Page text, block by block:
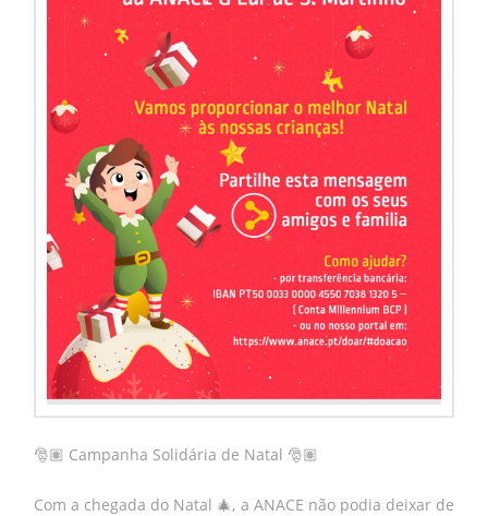
🎅🏽 Campanha Solidária de Natal 🎅🏽
Com a chegada do Natal 🎄, a ANACE não podia deixar de